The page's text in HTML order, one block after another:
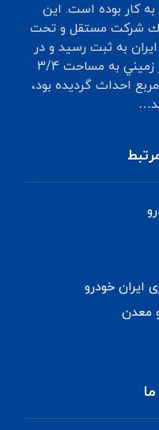
كار بوده‌ است.‌ اين
به‌ صورت‌ يك‌ شركت‌ مستقل‌ و تحت
به‌ ثبت‌ رسيد و در
سال 1377 به‌ محل‌ جديد كه‌ در زميني‌ به‌ مساحت‌ 3/4
سالني‌8500 متر مربع‌ احداث‌ گرديده‌ بود،
ایران خودرو
معدن